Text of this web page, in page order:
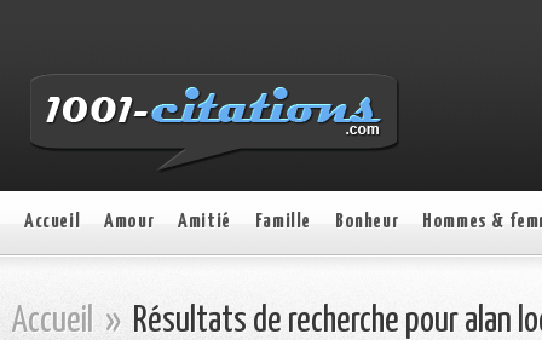
Accueil Amour Amitié Famille Bonheur Hommes &
Accueil » Résultats de recherche pour alan